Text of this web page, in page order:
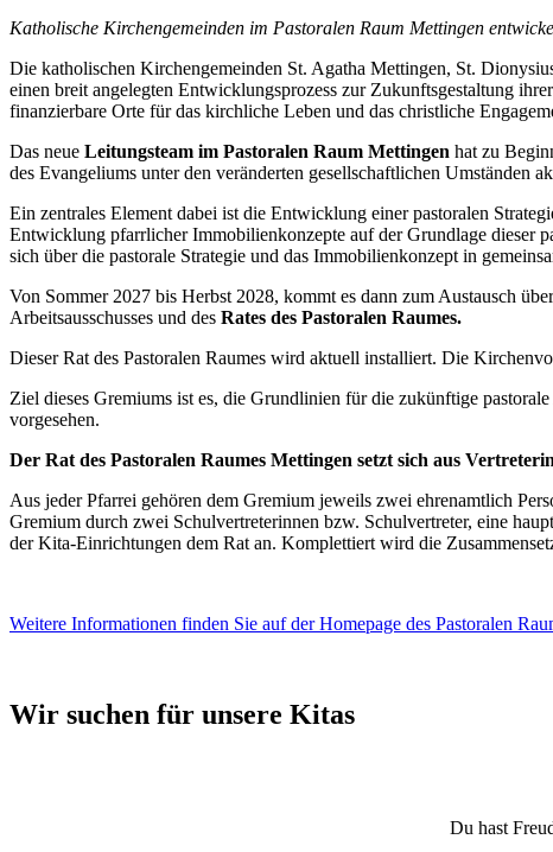
Katholische Kirchengemeinden im Pastoralen Raum Mettingen
Die katholischen Kirchengemeinden St. Agatha Mettingen, St.
einen breit angelegten Entwicklungsprozess zur Zukunftsgestaltung
finanzierbare Orte für das kirchliche Leben und das christliche
Das neue Leitungsteam im Pastoralen Raum Mettingen hat zu
des Evangeliums unter den veränderten gesellschaftlichen Umständen
Ein zentrales Element dabei ist die Entwicklung einer pastoralen
Entwicklung pfarrlicher Immobilienkonzepte auf der Grundlage dieser
sich über die pastorale Strategie und das Immobilienkonzept in
Von Sommer 2027 bis Herbst 2028, kommt es dann zum Austausch
Arbeitsausschusses und des Rates des Pastoralen Raumes.
Dieser Rat des Pastoralen Raumes wird aktuell installiert. Die
Ziel dieses Gremiums ist es, die Grundlinien für die zukünftige
vorgesehen.
Der Rat des Pastoralen Raumes Mettingen setzt sich aus
Aus jeder Pfarrei gehören dem Gremium jeweils zwei ehrenamtlich
Gremium durch zwei Schulvertreterinnen bzw. Schulvertreter, eine
der Kita-Einrichtungen dem Rat an. Komplettiert wird die
Weitere Informationen finden Sie auf der Homepage des Pastoralen
Wir suchen für unsere Kitas
Du hast